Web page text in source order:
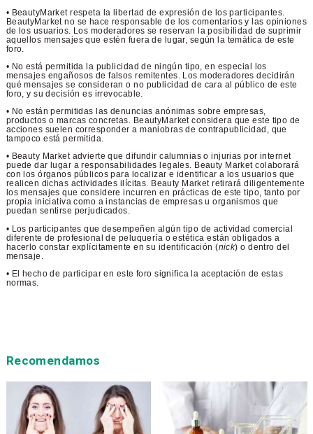
• BeautyMarket respeta la libertad de expresión de los participantes.
BeautyMarket no se hace responsable de los comentarios y las opiniones
de los usuarios. Los moderadores se reservan la posibilidad de suprimir
aquellos mensajes que estén fuera de lugar, según la temática de este
foro.
• No está permitida la publicidad de ningún tipo, en especial los
mensajes engañosos de falsos remitentes. Los moderadores decidirán
qué mensajes se consideran o no publicidad de cara al público de este
foro, y su decisión es irrevocable.
• No están permitidas las denuncias anónimas sobre empresas,
productos o marcas concretas. BeautyMarket considera que este tipo de
acciones suelen corresponder a maniobras de contrapublicidad, que
tampoco está permitida.
• Beauty Market advierte que difundir calumnias o injurias por internet
puede dar lugar a responsabilidades legales. Beauty Market colaborará
con los órganos públicos para localizar e identificar a los usuarios que
realicen dichas actividades ilícitas. Beauty Market retirará diligentemente
los mensajes que considere incurren en prácticas de este tipo, tanto por
propia iniciativa como a instancias de empresas u organismos que
puedan sentirse perjudicados.
• Los participantes que desempeñen algún tipo de actividad comercial
diferente de profesional de peluquería o estética están obligados a
hacerlo constar explícitamente en su identificación (nick) o dentro del
mensaje.
• El hecho de participar en este foro significa la aceptación de estas
normas.
Recomendamos